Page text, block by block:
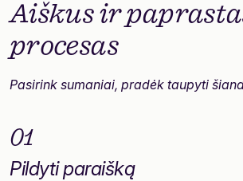
Aiškus ir
procesas
Pasirink sumaniai, pradėk taupyti
01
Pildyti paraišką